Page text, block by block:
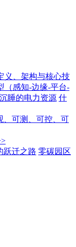
义、架构与核心技
（感知-边缘-平台-
睡的电力资源 什
、可测、可控、可
跃迁之路 零碳园区